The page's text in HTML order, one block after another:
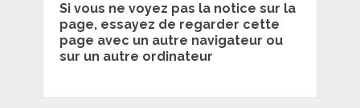
Si vous ne voyez pas la notice sur la
page, essayez de regarder cette
page avec un autre navigateur ou
sur un autre ordinateur